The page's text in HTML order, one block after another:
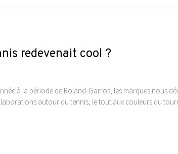
redevenait cool ?
à la période de Roland-Garros, les marques nous
autour du tennis, le tout aux couleurs du